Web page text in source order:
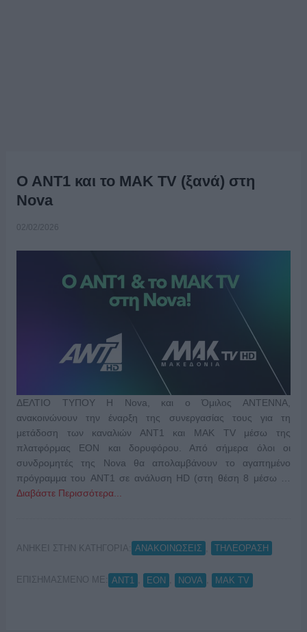
Ο ΑΝΤ1 και το ΜΑΚ TV (ξανά) στη
Nova
02/02/2026
ΔΕΛΤΙΟ ΤΥΠΟΥ Η Nova, και ο Όμιλος ΑΝTENNA,
ανακοινώνουν την έναρξη της συνεργασίας τους για τη
μετάδοση των καναλιών ΑΝΤ1 και MAK TV μέσω της
πλατφόρμας ΕΟΝ και δορυφόρου. Από σήμερα όλοι οι
συνδρομητές της Nova θα απολαμβάνουν το αγαπημένο
πρόγραμμα του ANT1 σε ανάλυση HD (στη θέση 8 μέσω …
Διαβάστε Περισσότερα...
ΑΝΗΚΕΙ ΣΤΗΝ ΚΑΤΗΓΟΡΙΑ: ΑΝΑΚΟΙΝΩΣΕΙΣ ΤΗΛΕΟΡΑΣΗ
ΕΠΙΣΗΜΑΣΜΕΝΟ ΜΕ: ANT1 EON NOVA ΜΑΚ TV